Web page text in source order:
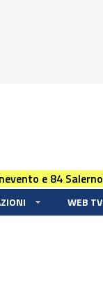
e 84 Salerno
WEB TV